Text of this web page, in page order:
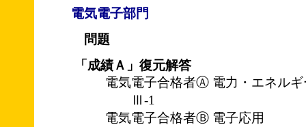
電気電子部門
問題
「成績Ａ」復元解答
電気電子合格者Ⓐ 電力・エネルギ
Ⅲ-1
電気電子合格者Ⓑ 電子応用